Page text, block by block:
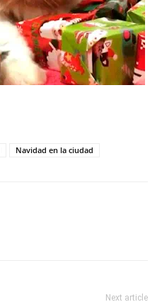
Navidad en la ciudad
Next article